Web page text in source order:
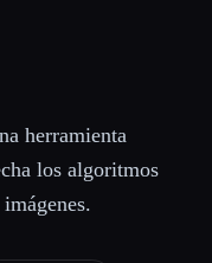
herramienta
los algoritmos